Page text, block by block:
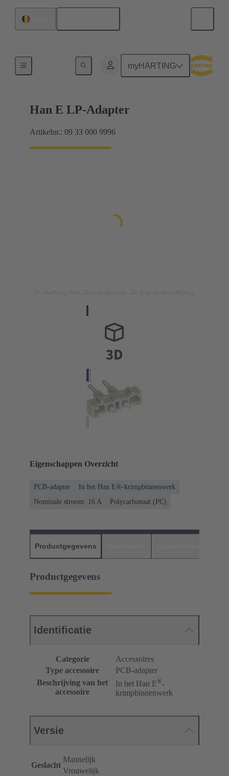
myHARTING
Han E LP-Adapter
Artikelnr.: 09 33 000 9996
Eigenschappen Overzicht
PCB-adapter
In het Han E®-krimpbinnenwerk
Nominale stroom: ‌16 A
Polycarbonaat (PC)
Productgegevens
Productgegevens
Identificatie
Categorie
Accessoires
Type accessoire
PCB-adapter
Beschrijving van het
accessoire
In het Han E®-
krimpbinnenwerk
Versie
Geslacht
Mannelijk
Vrouwelijk